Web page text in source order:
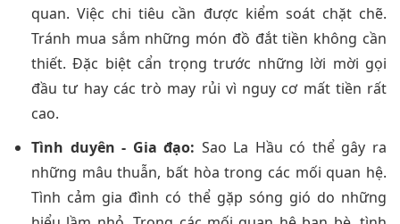
quan. Việc chi tiêu cần được kiểm soát chặt chẽ.
Tránh mua sắm những món đồ đắt tiền không cần
thiết. Đặc biệt cẩn trọng trước những lời mời gọi
đầu tư hay các trò may rủi vì nguy cơ mất tiền rất
cao.
Tình duyên - Gia đạo: Sao La Hầu có thể gây ra
những mâu thuẫn, bất hòa trong các mối quan hệ.
Tình cảm gia đình có thể gặp sóng gió do những